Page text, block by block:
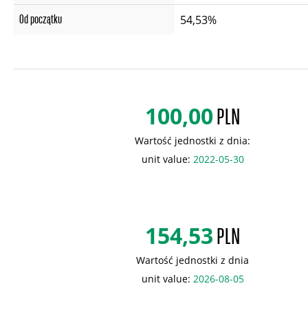
Od początku 54,53%
100,00PLN
Wartość jednostki z dnia:
unit value: 2022-05-30
154,53PLN
Wartość jednostki z dnia
unit value: 2026-08-05